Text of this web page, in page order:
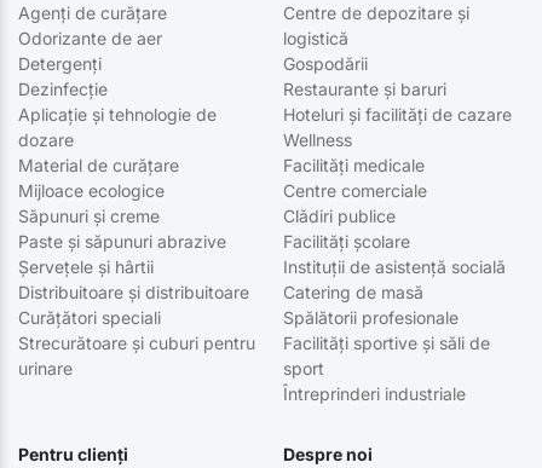
Agenți de curățare
Odorizante de aer
Detergenți
Dezinfecție
Aplicație și tehnologie de
dozare
Material de curățare
Mijloace ecologice
Săpunuri și creme
Paste și săpunuri abrazive
Șervețele și hârtii
Distribuitoare și distribuitoare
Curățători speciali
Strecurătoare și cuburi pentru
urinare
Centre de depozitare și
logistică
Gospodării
Restaurante și baruri
Hoteluri și facilități de cazare
Wellness
Facilități medicale
Centre comerciale
Clădiri publice
Facilități școlare
Instituții de asistență socială
Catering de masă
Spălătorii profesionale
Facilități sportive și săli de
sport
Întreprinderi industriale
Pentru clienți Despre noi